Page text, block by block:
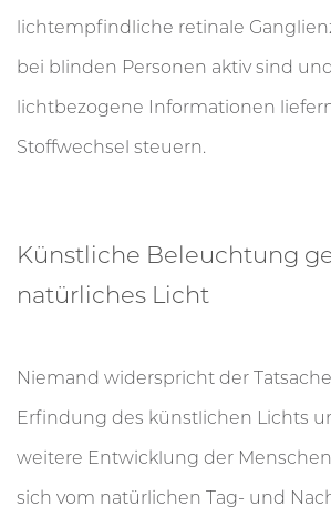
lichtempfindliche retinale
bei blinden Personen aktiv sind
lichtbezogene Informationen
Stoffwechsel steuern.
Künstliche Beleuchtung
natürliches Licht
Niemand widerspricht der
Erfindung des künstlichen Lichts
weitere Entwicklung der
sich vom natürlichen Tag- und